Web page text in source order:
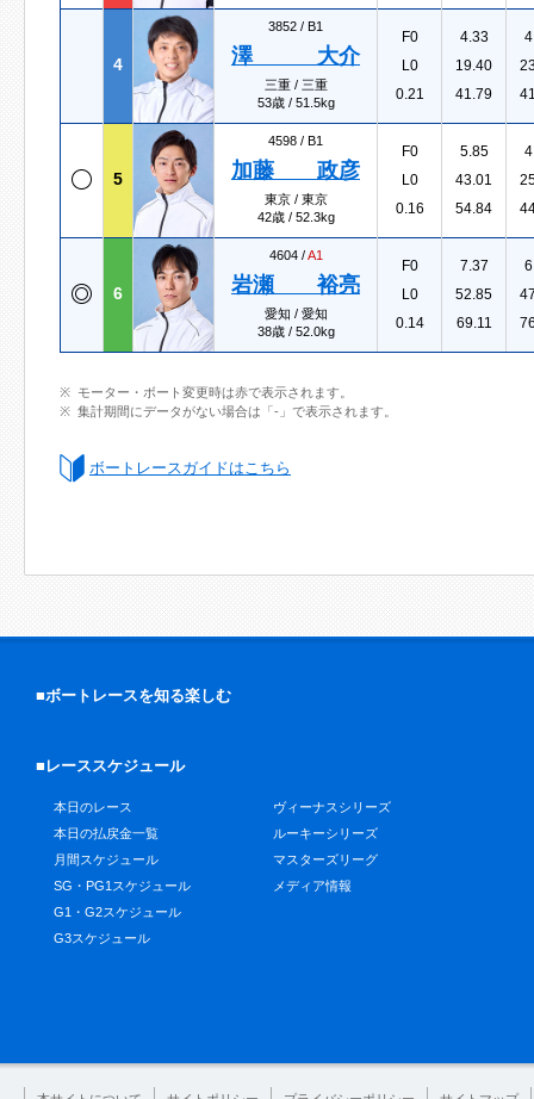
4
3852 / B1
澤 大介
三重 / 三重
53歳 / 51.5kg
F0
L0
0.21
4.33
19.40
41.79
5
4598 / B1
加藤 政彦
東京 / 東京
42歳 / 52.3kg
F0
L0
0.16
5.85
43.01
54.84
6
4604 /A1
岩瀬 裕亮
愛知 / 愛知
38歳 / 52.0kg
F0
L0
0.14
7.37
52.85
69.11
モーター・ボート変更時は赤で表示されます。
集計期間にデータがない場合は「-」で表示されます。
ボートレースガイドはこちら
■ボートレースを知る楽しむ
■レーススケジュール
本日のレース
本日の払戻金一覧
月間スケジュール
SG・PG1スケジュール
G1・G2スケジュール
G3スケジュール
ヴィーナスシリーズ
ルーキーシリーズ
マスターズリーグ
メディア情報